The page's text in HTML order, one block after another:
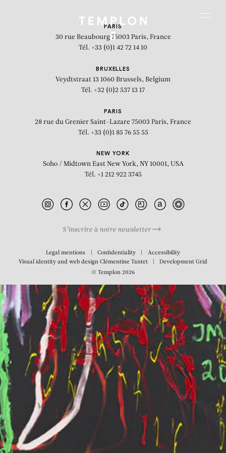
DEIN MÜNDEL BÜNDELT SAUSAGE
PARIS
30 rue Beaubourg 75003 Paris, France
Tél. +33 (0)1 42 72 14 10
BRUXELLES
Veydtstraat 13 1060 Brussels, Belgium
Tél. +32 (0)2 537 13 17
PARIS
28 rue du Grenier Saint-Lazare 75003 Paris, France
Tél. +33 (0)1 85 76 55 55
NEW YORK
Soho / Midtown East New York, NY 10001, USA
Tél. +1 212 922 3745
S’inscrire à notre newsletter
Legal mentions Confidentiality
Accessibility
Visual identity and web design Clémentine Tantet DevelopmentGrid
© Templon 2026